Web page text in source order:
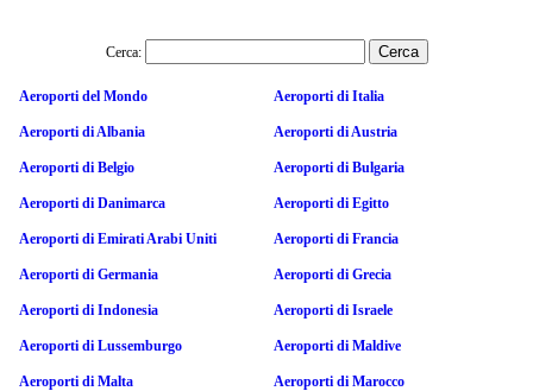
Cerca:
Aeroporti del Mondo Aeroporti di Italia
Aeroporti di Albania Aeroporti di Austria
Aeroporti di Belgio Aeroporti di Bulgaria
Aeroporti di Danimarca Aeroporti di Egitto
Aeroporti di Emirati Arabi Uniti Aeroporti di Francia
Aeroporti di Germania Aeroporti di Grecia
Aeroporti di Indonesia Aeroporti di Israele
Aeroporti di Lussemburgo Aeroporti di Maldive
Aeroporti di Malta Aeroporti di Marocco